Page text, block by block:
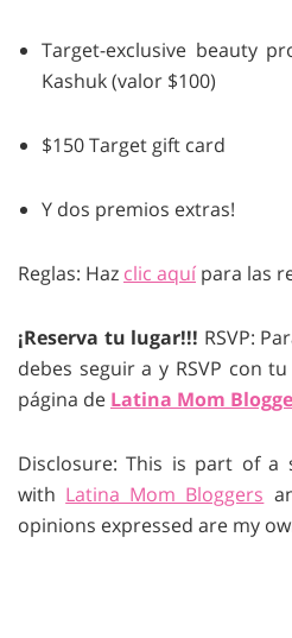
Target-exclusive beauty
Kashuk (valor $100)
$150 Target gift card
Y dos premios extras!
Reglas: Haz clic aquí para las
¡Reserva tu lugar!!! RSVP:
debes seguir a y RSVP con
página de Latina Mom
Disclosure: This is part of a
with Latina Mom Bloggers
opinions expressed are my